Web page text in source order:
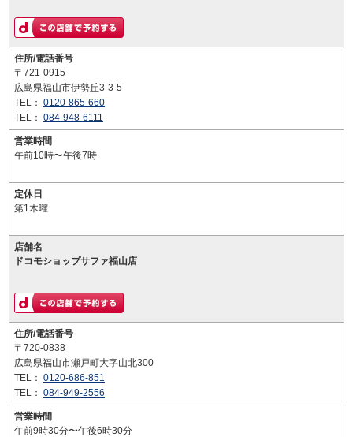
住所/電話番号
〒721-0915
広島県福山市伊勢丘3-3-5
TEL： 0120-865-660
TEL： 084-948-6111
営業時間
午前10時〜午後7時
定休日
第1木曜
店舗名
ドコモショップサファ福山店
住所/電話番号
〒720-0838
広島県福山市瀬戸町大字山北300
TEL： 0120-686-851
TEL： 084-949-2556
営業時間
午前9時30分〜午後6時30分